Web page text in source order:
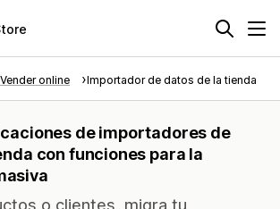
Vender online Importador de datos de la tienda
de importadores de
con funciones para la
o clientes, migra tu